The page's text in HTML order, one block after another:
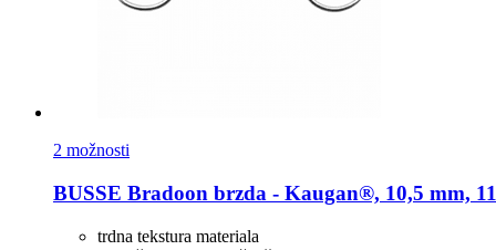
2 možnosti
BUSSE Bradoon brzda -​ Kaugan®, 10,5 mm,
trdna tekstura materiala